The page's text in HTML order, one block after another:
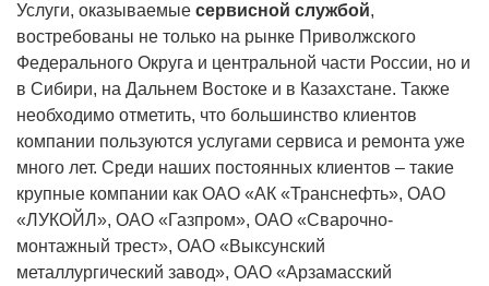
Услуги, оказываемые сервисной службой,
востребованы не только на рынке Приволжского
Федерального Округа и центральной части России, но и
в Сибири, на Дальнем Востоке и в Казахстане. Также
необходимо отметить, что большинство клиентов
компании пользуются услугами сервиса и ремонта уже
много лет. Среди наших постоянных клиентов – такие
крупные компании как ОАО «АК «Транснефть», ОАО
«ЛУКОЙЛ», ОАО «Газпром», ОАО «Сварочно-
монтажный трест», ОАО «Выксунский
металлургический завод», ОАО «Арзамасский